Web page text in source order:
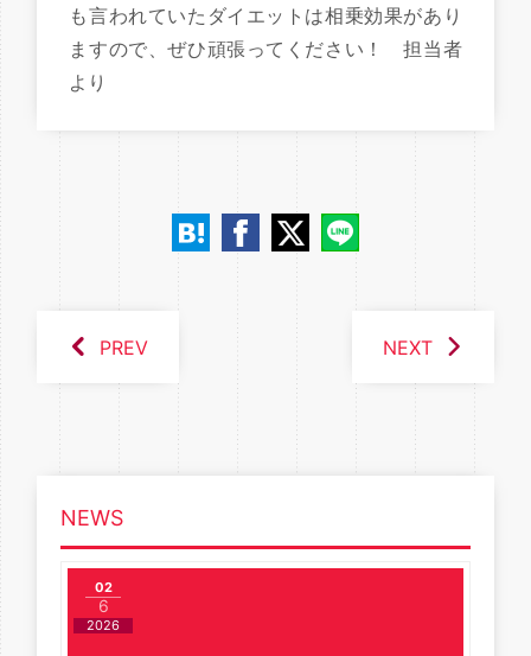
も言われていたダイエットは相乗効果があり
ますので、ぜひ頑張ってください！ 担当者
より
PREV NEXT
NEWS
02
6
2026